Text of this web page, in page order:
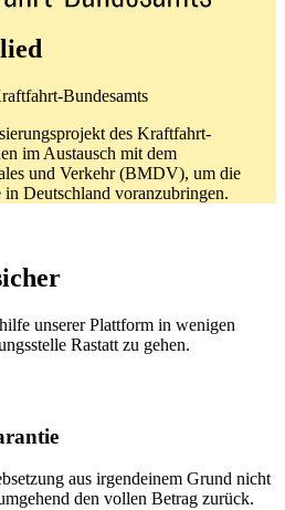
Bundesamts
des Kraftfahrt-
im Austausch mit dem
und Verkehr (BMDV), um die
in Deutschland voranzubringen.
unserer Plattform in wenigen
Rastatt zu gehen.
aus irgendeinem Grund nicht
den vollen Betrag zurück.